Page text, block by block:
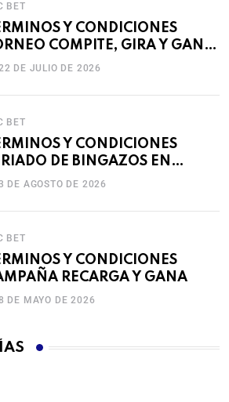
BET
Y CONDICIONES
COMPITE, GIRA Y GANA
DE JULIO DE 2026
BET
Y CONDICIONES
DE BINGAZOS EN
DE AGOSTO DE 2026
BET
Y CONDICIONES
RECARGA Y GANA
DE MAYO DE 2026